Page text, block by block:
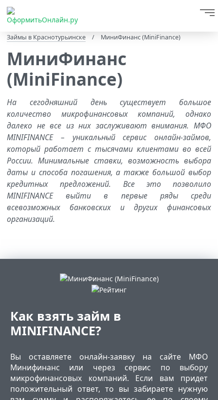
Займы в Краснотурьинске / МиниФинанс (MiniFinance)
МиниФинанс
(MiniFinance)
На сегодняшний день существует большое
количество микрофинансовых компаний, однако
далеко не все из них заслуживают внимания. МФО
MINIFINANCE – уникальный сервис онлайн-займов,
который работает с тысячами клиентами во всей
России. Минимальные ставки, возможность выбора
даты и способа погашения, а также большой выбор
кредитных предложений. Все это позволило
MINIFINANCE выйти в первые ряды среди
всевозможных банковских и других финансовых
организаций.
Как взять займ в
MINIFINANCE?
Вы оставляете онлайн-заявку на сайте МФО
Минифинанс или через сервис по выбору
микрофинансовых компаний. Если вам придет
положительный ответ, то вы забираете нужную